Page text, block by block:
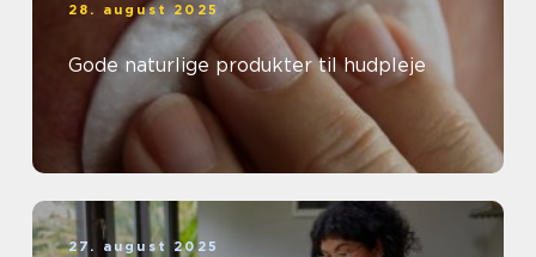
28. august 2025
Gode naturlige produkter til hudpleje
27. august 2025